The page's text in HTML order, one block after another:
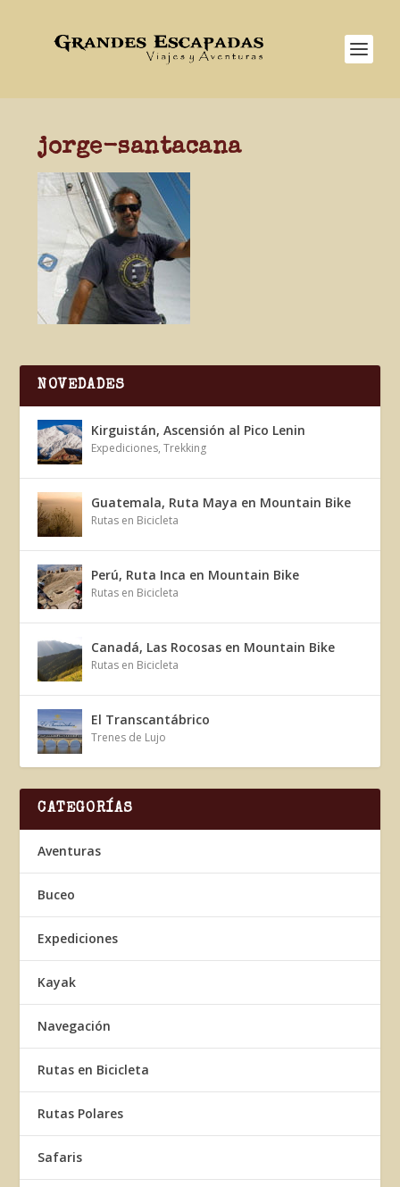
jorge-santacana
NOVEDADES
Kirguistán, Ascensión al Pico Lenin
Expediciones,Trekking
Guatemala, Ruta Maya en Mountain Bike
Rutas en Bicicleta
Perú, Ruta Inca en Mountain Bike
Rutas en Bicicleta
Canadá, Las Rocosas en Mountain Bike
Rutas en Bicicleta
El Transcantábrico
Trenes de Lujo
CATEGORÍAS
Aventuras
Buceo
Expediciones
Kayak
Navegación
Rutas en Bicicleta
Rutas Polares
Safaris